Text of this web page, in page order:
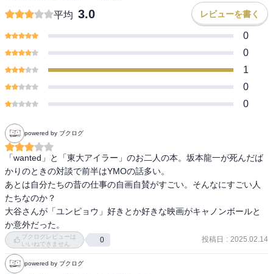
平均 3.0 レビューを書く
0
0
1
0
0
powered by ブクログ
「wanted」と「東大アイラー」のお二人の本。坂本龍一が死んだば
かりのときの対談で前半はYMOの話多い。
あとは自分たちの昔の仕事の自画自賛がすごい。そんなにすごい人
たちなのか？
大谷さんが「ユンピョウ」好きとか好きな映画がキャノンボールと
か意外だった。
ブクログレビューは
いいねできません
0 投稿日 : 2025.02.14
powered by ブクログ